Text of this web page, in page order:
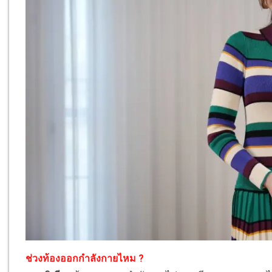
ช่วงท้องออกกำลังกายไหม ?